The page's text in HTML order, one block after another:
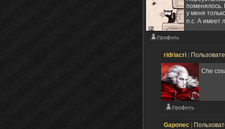
поменялось.
у меня
п.с. А имеет
ridriacri
Che
Gaponec